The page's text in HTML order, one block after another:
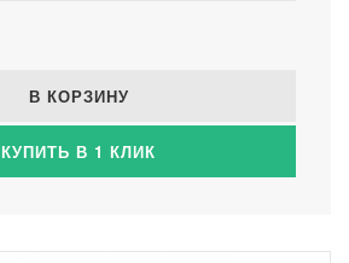
В КОРЗИНУ
КУПИТЬ В 1 КЛИК